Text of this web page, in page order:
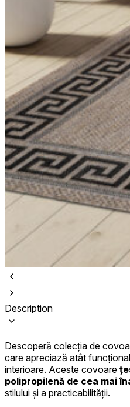
Description
Descoperă colecția de
care apreciază atât
interioare. Aceste covoare
polipropilenă de cea mai
stilului și a practicabilității.